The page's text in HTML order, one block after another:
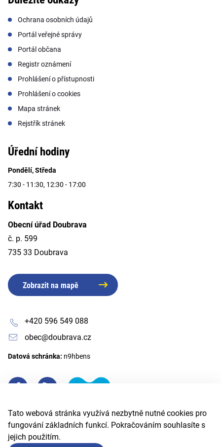
Tato webová stránka využívá nezbytně nutné cookies pro
fungování základních funkcí. Pokračováním souhlasíte s
jejich použitím.
Ochrana osobních údajů
Portál veřejné správy
Portál občana
Registr oznámení
Prohlášení o přístupnosti
Prohlášení o cookies
Mapa stránek
Rejstřík stránek
Úřední hodiny
Pondělí, Středa
7:30 - 11:30, 12:30 - 17:00
Kontakt
Obecní úřad Doubrava
č. p. 599
735 33 Doubrava
Zobrazit na mapě
+420 596 549 088
obec@doubrava.cz
Datová schránka: n9hbens